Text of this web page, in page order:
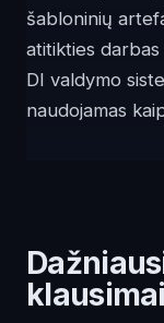
šabloninių
atitikties
DI valdymo
naudojamas
klausimai